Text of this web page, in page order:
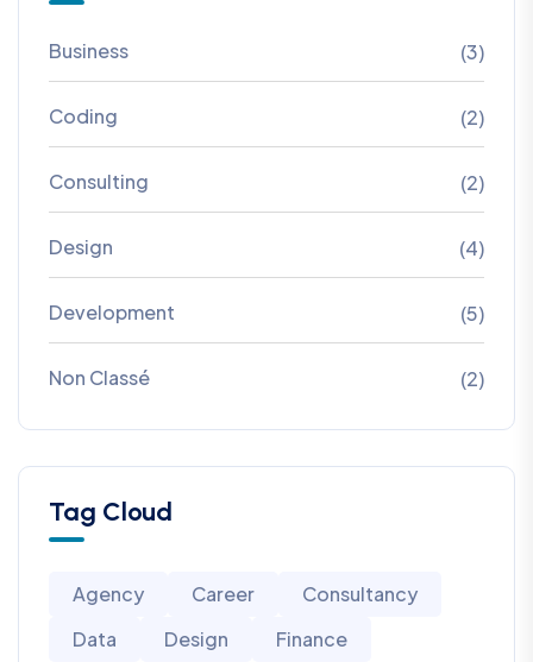
Business (3)
Coding (2)
Consulting (2)
Design (4)
Development (5)
Non Classé (2)
Tag Cloud
Agency Career
Consultancy
Data
Design Finance